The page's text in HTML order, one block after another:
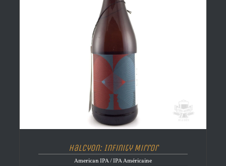
Halcyon: Infinity Mirror
American IPA / IPA Américaine